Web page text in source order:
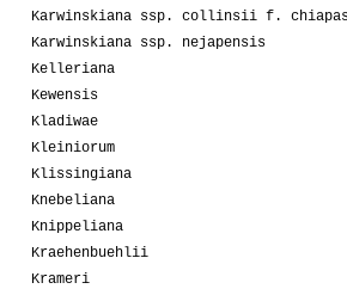
Karwinskiana ssp. collinsii f.
Karwinskiana ssp. nejapensis
Kelleriana
Kewensis
Kladiwae
Kleiniorum
Klissingiana
Knebeliana
Knippeliana
Kraehenbuehlii
Krameri